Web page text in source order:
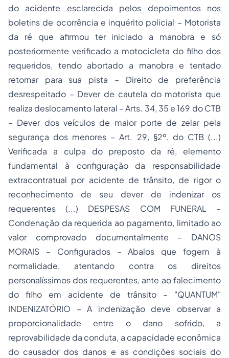
do acidente esclarecida pelos depoimentos nos
boletins de ocorrência e inquérito policial – Motorista
da ré que afirmou ter iniciado a manobra e só
posteriormente verificado a motocicleta do filho dos
requeridos, tendo abortado a manobra e tentado
retornar para sua pista – Direito de preferência
desrespeitado – Dever de cautela do motorista que
realiza deslocamento lateral – Arts. 34, 35 e 169 do CTB
– Dever dos veículos de maior porte de zelar pela
segurança dos menores – Art. 29, §2º, do CTB (...)
Verificada a culpa do preposto da ré, elemento
fundamental à configuração da responsabilidade
extracontratual por acidente de trânsito, de rigor o
reconhecimento de seu dever de indenizar os
requerentes (...) DESPESAS COM FUNERAL –
Condenação da requerida ao pagamento, limitado ao
valor comprovado documentalmente – DANOS
MORAIS – Configurados – Abalos que fogem à
normalidade, atentando contra os direitos
personalíssimos dos requerentes, ante ao falecimento
do filho em acidente de trânsito – "QUANTUM"
INDENIZATÓRIO – A indenização deve observar a
proporcionalidade entre o dano sofrido, a
reprovabilidade da conduta, a capacidade econômica
do causador dos danos e as condições sociais do